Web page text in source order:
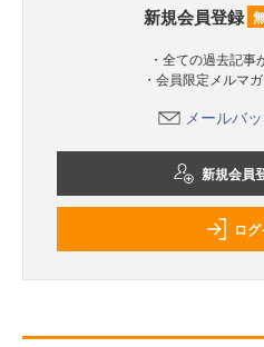
新規会員登録
・全ての過去記事
・会員限定メルマ
メールバ
新規会員
ロ